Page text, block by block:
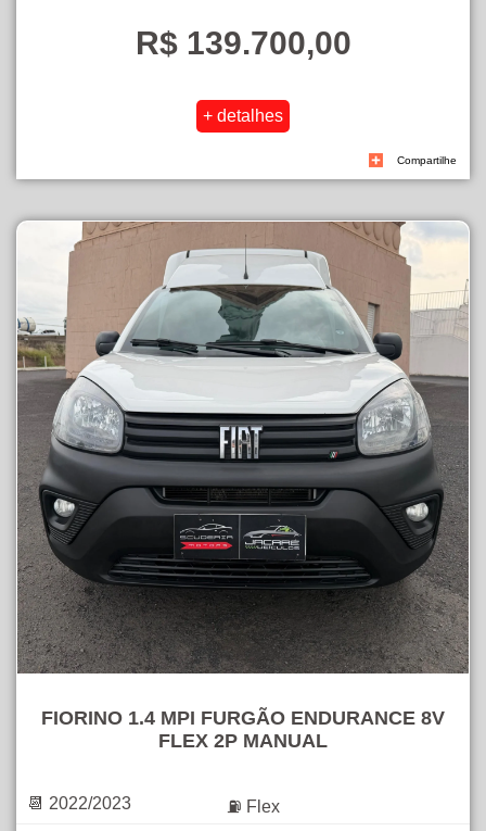
R$ 139.700,00
Compartilhe
FIORINO 1.4 MPI FURGÃO ENDURANCE 8V
FLEX 2P MANUAL
📆 2022/2023
⛽ Flex